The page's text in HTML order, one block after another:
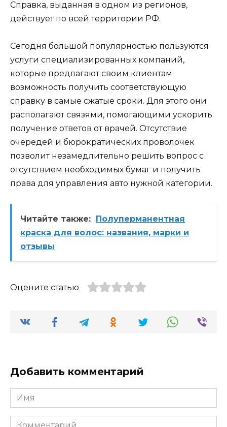
Справка, выданная в одном из регионов,
действует по всей территории РФ.
Сегодня большой популярностью пользуются
услуги специализированных компаний,
которые предлагают своим клиентам
возможность получить соответствующую
справку в самые сжатые сроки. Для этого они
располагают связями, помогающими ускорить
получение ответов от врачей. Отсутствие
очередей и бюрократических проволочек
позволит незамедлительно решить вопрос с
отсутствием необходимых бумаг и получить
права для управления авто нужной категории.
Читайте также: Полуперманентная
краска для волос: названия, марки и
отзывы
Оцените статью
Добавить комментарий
Имя
Комментарий